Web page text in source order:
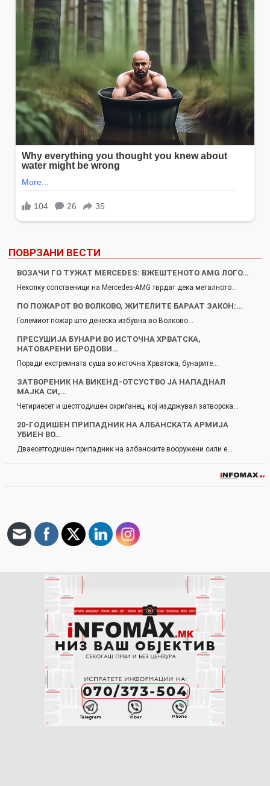
ПОВРЗАНИ ВЕСТИ
ВОЗАЧИ ГО ТУЖАТ MERCEDES: ВЖЕШТЕНОТО AMG ЛОГО…
Неколку сопственици на Mercedes-AMG тврдат дека металното…
ПО ПОЖАРОТ ВО ВОЛКОВО, ЖИТЕЛИТЕ БАРААТ ЗАКОН:…
Големиот пожар што денеска избувна во Волково…
ПРЕСУШИЈА БУНАРИ ВО ИСТОЧНА ХРВАТСКА,
НАТОВАРЕНИ БРОДОВИ…
Поради екстремната суша во источна Хрватска, бунарите…
ЗАТВОРЕНИК НА ВИКЕНД-ОТСУСТВО ЈА НАПАДНАЛ
МАЈКА СИ,…
Четириесет и шестгодишен охриѓанец, кој издржувал затворска…
20-ГОДИШЕН ПРИПАДНИК НА АЛБАНСКАТА АРМИЈА
УБИЕН ВО…
Дваесетгодишен припадник на албанските вооружени сили е…